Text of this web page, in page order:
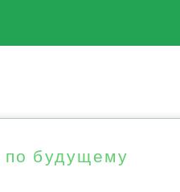
по будущему